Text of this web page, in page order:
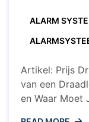
ALARM
Artikel: Prijs
van een
en Waar Moet